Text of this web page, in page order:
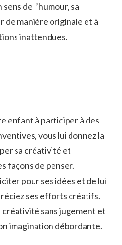
de‍ l’humour, sa
de manière originale et à
inattendues.
enfant à participer à des
vous lui donnez la⁤
⁣sa créativité et
façons de penser.
pour​ ses idées ⁤et de ⁢lui
ses‌ efforts créatifs.
créativité sans jugement ⁢et
imagination débordante.